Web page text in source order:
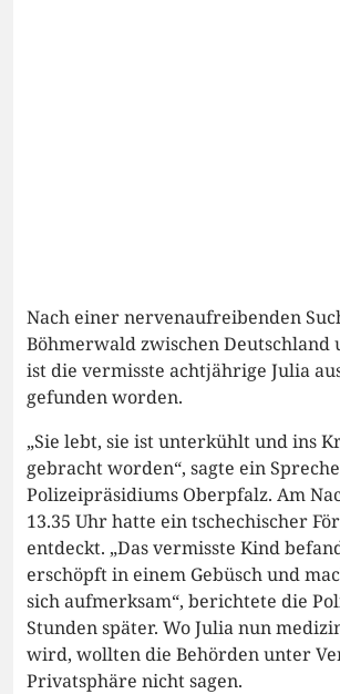
Nach einer nervenaufreibenden
Böhmerwald zwischen Deutschland
ist die vermisste achtjährige Julia
gefunden worden.
„Sie lebt, sie ist unterkühlt und ins
gebracht worden“, sagte ein
Polizeipräsidiums Oberpfalz. Am
13.35 Uhr hatte ein tschechischer
entdeckt. „Das vermisste Kind
erschöpft in einem Gebüsch und
sich aufmerksam“, berichtete die
Stunden später. Wo Julia nun
wird, wollten die Behörden unter
Privatsphäre nicht sagen.